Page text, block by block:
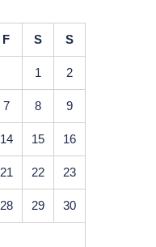
F S S
1 2
7 8 9
14 15 16
21 22 23
28 29 30